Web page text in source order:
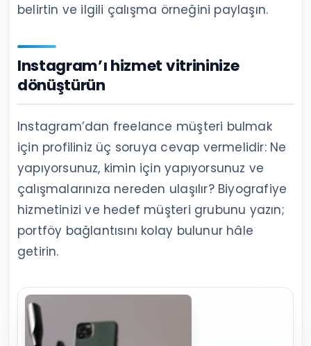
belirtin ve ilgili çalışma örneğini paylaşın.
Instagram’ı hizmet vitrininize
dönüştürün
Instagram’dan freelance müşteri bulmak
için profiliniz üç soruya cevap vermelidir: Ne
yapıyorsunuz, kimin için yapıyorsunuz ve
çalışmalarınıza nereden ulaşılır? Biyografiye
hizmetinizi ve hedef müşteri grubunu yazın;
portföy bağlantısını kolay bulunur hâle
getirin.